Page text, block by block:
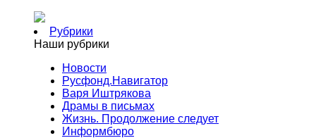
Рубрики
Наши рубрики
Новости
Русфонд.Навигатор
Варя Иштрякова
Драмы в письмах
Жизнь. Продолжение следует
Информбюро